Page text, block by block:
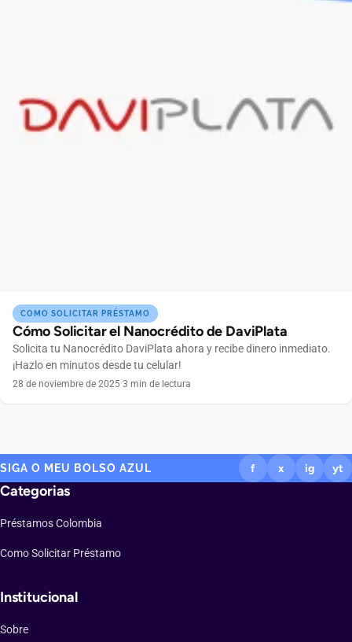
COMO SOLICITAR PRÉSTAMO
Cómo Solicitar el Nanocrédito de DaviPlata
Solicita tu Nanocrédito DaviPlata ahora y recibe dinero inmediato.
¡Hazlo en minutos desde tu celular!
28 de noviembre de 2025·3 min de lectura
SIGA O MEU BOLSO AZUL f x ig yt
Categorias
Préstamos Colombia
Como Solicitar Préstamo
Institucional
Sobre